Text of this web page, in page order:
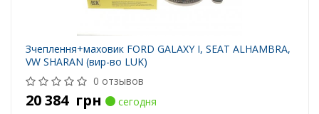
Зчеплення+маховик FORD GALAXY I, SEAT ALHAMBRA,
VW SHARAN (вир-во LUK)
0 отзывов
20 384 грн
сегодня